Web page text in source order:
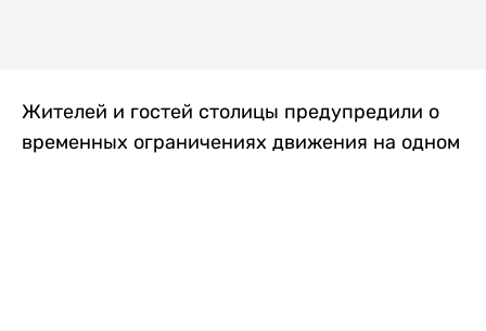
Жителей и гостей столицы предупредили о
временных ограничениях движения на одном